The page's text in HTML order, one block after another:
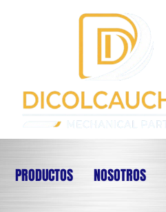
PRODUCTOS NOSOTROS